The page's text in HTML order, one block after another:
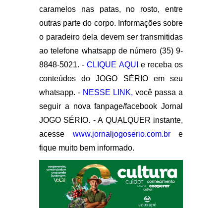
caramelos nas patas, no rosto, entre
outras parte do corpo. Informações sobre
o paradeiro dela devem ser transmitidas
ao telefone whatsapp de número (35) 9-
8848-5021. -CLIQUE AQUI e receba os
conteúdos do JOGO SÉRIO em seu
whatsapp. - NESSE LINK, você passa a
seguir a nova fanpage/facebook Jornal
JOGO SÉRIO. - A QUALQUER instante,
acesse www.jornaljogoserio.com.bre
fique muito bem informado.